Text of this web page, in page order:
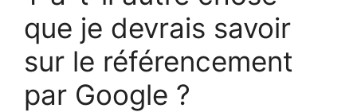
que je devrais savoir
sur le référencement
par Google ?